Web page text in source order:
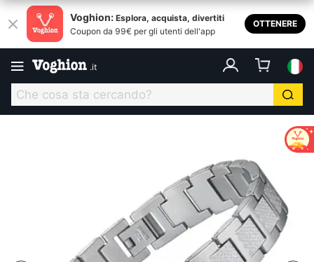
Voghion: Esplora, acquista, divertiti
Coupon da 99€ per gli utenti dell'app
OTTENERE
.it